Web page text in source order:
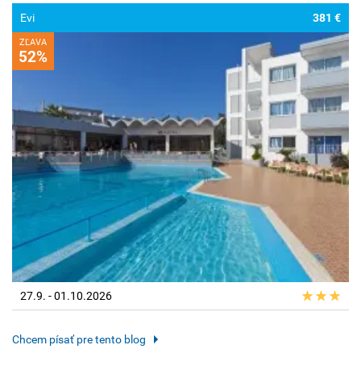
Evi 381 €
ZĽAVA
52%
27.9. - 01.10.2026
Chcem písať pre tento blog